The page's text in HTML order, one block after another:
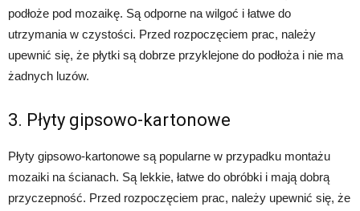
podłoże pod mozaikę. Są odporne na wilgoć i łatwe do
utrzymania w czystości. Przed rozpoczęciem prac, należy
upewnić się, że płytki są dobrze przyklejone do podłoża i nie ma
żadnych luzów.
3. Płyty gipsowo-kartonowe
Płyty gipsowo-kartonowe są popularne w przypadku montażu
mozaiki na ścianach. Są lekkie, łatwe do obróbki i mają dobrą
przyczepność. Przed rozpoczęciem prac, należy upewnić się, że